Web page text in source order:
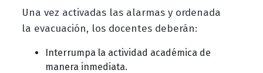
Una vez activadas las alarmas y ordenada
la evacuación, los docentes deberán:
Interrumpa la actividad académica de
manera inmediata.